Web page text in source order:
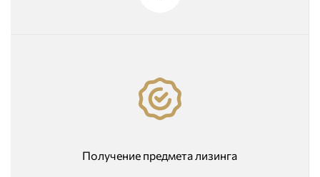
Получение предмета лизинга